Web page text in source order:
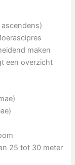
maken
een overzicht
25 tot 30 meter